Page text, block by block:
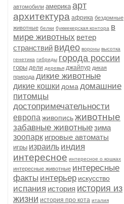
автомобили америка арт
архитектура африка бездомные
животные белки букмекерская контора в
мире животных ветер
странствий видео вороны высотка
генетика гибриды города россии
горы дели деревья джайпур дикая
природа дикие животные
дикие кошки дома домашние
питомцы
достопримечательности
европа живописьживотные
забавные животныезима
зоопарк игровые автоматы
игры израиль индия
интересное интересное о кошках
интересные животные интересные
факты интерьер искусство
испания история история из
жизни история про кота италия